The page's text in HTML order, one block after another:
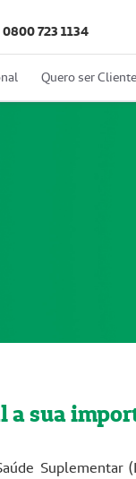
0800 723 1134
Quero ser Cliente
a sua
Suplementar